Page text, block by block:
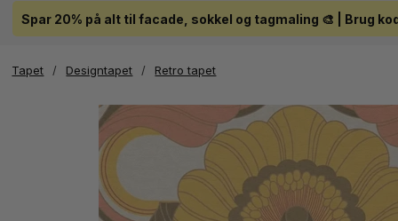
Spar 20% på alt til facade, sokkel og tagmaling 🎨 | Brug
Tapet / Designtapet / Retro tapet